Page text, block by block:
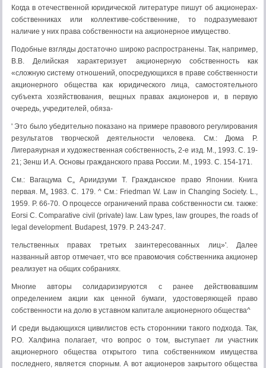
Когда в отечественной юридической литературе пишут об акционерах-
собственниках или коллективе-собственнике, то подразумевают
наличие у них права собственности на акционерное имущество.
Подобные взгляды достаточно широко распространены. Так, например,
В.В. Делийская характеризует акционерную собственность как
«сложную систему отношений, опосредующихся в праве собственности
акционерного общества как юридического лица, самостоятельного
субъекта хозяйствова­ния, вещных правах акционеров и, в первую
очередь, учредителей, обяза-
' Это было убедительно показано на примере правового регулирования
результатов творческой деятельности человека. См.: Дюма Р.
Лигераяурная и художественная собственность, 2-е изд. М., 1993. С. 19-
21; Зенш И.А. Основы гражданского права России. М., 1993. С. 154-171.
См.: Вагацума С„ Ариидзуми Т. Гражданское право Японии. Книга
первая. М„ 1983. С. 179. ^ См.: Friedman W. Law in Changing Society. L.,
1959. P. 66-70. О процессе ограничений права собственности см. также:
Eorsi С. Comparative civil (private) law. Law types, law groupes, the roads of
legal development. Budapest, 1979. P. 243-247.
тельственных правах третьих заинтересованных лиц»'. Далее
названный ав­тор отмечает, что все правомочия собственника акционер
реализует на общих собраниях.
Многие авторы солидаризируются с ранее действовавшим
определени­ем акции как ценной бумаги, удостоверяющей право
собственности на долю в уставном капитале акционерного общества^
И среди выдающихся цивилистов есть сторонники такого подхода. Так,
P.O. Халфина полагает, что вопрос о том, выступает ли участник
акционер­ного общества открытого типа собственником имущества
последнего, явля­ется спорным. А вот акционеров закрытого общества